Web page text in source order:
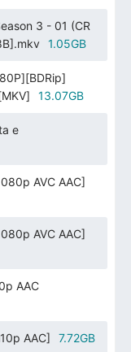
3 - 01 (CR
1.05GB
13.07GB
e
AVC AAC]
AVC AAC]
AAC
AAC] 7.72GB